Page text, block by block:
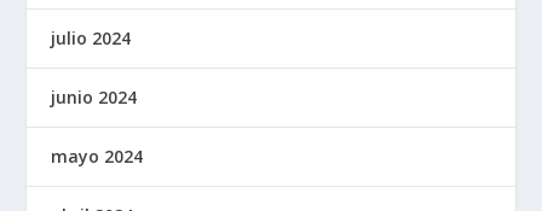
julio 2024
junio 2024
mayo 2024